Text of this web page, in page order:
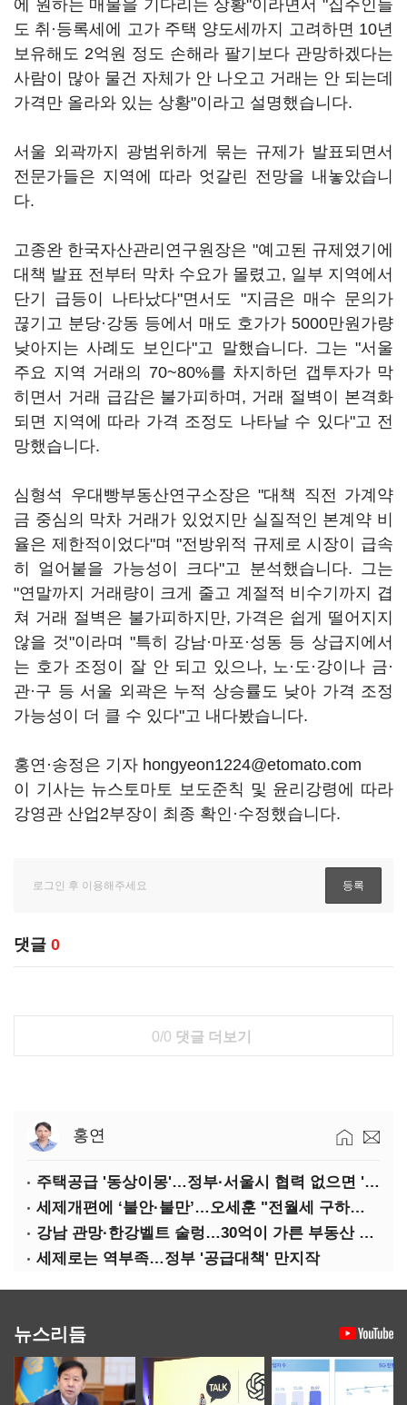
에 원하는 매물을 기다리는 상황"이라면서 "집주인들
도 취·등록세에 고가 주택 양도세까지 고려하면 10년
보유해도 2억원 정도 손해라 팔기보다 관망하겠다는
사람이 많아 물건 자체가 안 나오고 거래는 안 되는데
가격만 올라와 있는 상황"이라고 설명했습니다.
서울 외곽까지 광범위하게 묶는 규제가 발표되면서
전문가들은 지역에 따라 엇갈린 전망을 내놓았습니
다.
고종완 한국자산관리연구원장은 "예고된 규제였기에
대책 발표 전부터 막차 수요가 몰렸고, 일부 지역에서
단기 급등이 나타났다"면서도 "지금은 매수 문의가
끊기고 분당·강동 등에서 매도 호가가 5000만원가량
낮아지는 사례도 보인다"고 말했습니다. 그는 "서울
주요 지역 거래의 70~80%를 차지하던 갭투자가 막
히면서 거래 급감은 불가피하며, 거래 절벽이 본격화
되면 지역에 따라 가격 조정도 나타날 수 있다"고 전
망했습니다.
심형석 우대빵부동산연구소장은 "대책 직전 가계약
금 중심의 막차 거래가 있었지만 실질적인 본계약 비
율은 제한적이었다"며 "전방위적 규제로 시장이 급속
히 얼어붙을 가능성이 크다"고 분석했습니다. 그는
"연말까지 거래량이 크게 줄고 계절적 비수기까지 겹
쳐 거래 절벽은 불가피하지만, 가격은 쉽게 떨어지지
않을 것"이라며 "특히 강남·마포·성동 등 상급지에서
는 호가 조정이 잘 안 되고 있으나, 노·도·강이나 금·
관·구 등 서울 외곽은 누적 상승률도 낮아 가격 조정
가능성이 더 클 수 있다"고 내다봤습니다.
홍연·송정은 기자 hongyeon1224@etomato.com
이 기사는 뉴스토마토 보도준칙 및 윤리강령에 따라
강영관 산업2부장이 최종 확인·수정했습니다.
댓글 0
0/0 댓글 더보기
홍연
주택공급 '동상이몽'…정부·서울시 협력 없으면 '공수표'
세제개편에 ‘불안·불만’…오세훈 "전월세 구하기 더 힘들어질 것"
강남 관망·한강벨트 술렁…30억이 가른 부동산 민심
세제로는 역부족…정부 '공급대책' 만지작
뉴스리듬